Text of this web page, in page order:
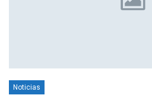
Noticias